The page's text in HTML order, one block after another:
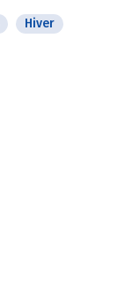
Hiver